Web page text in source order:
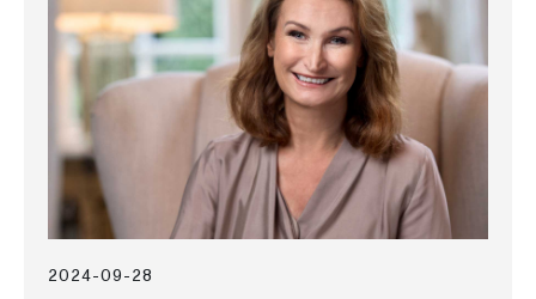
2024-09-28